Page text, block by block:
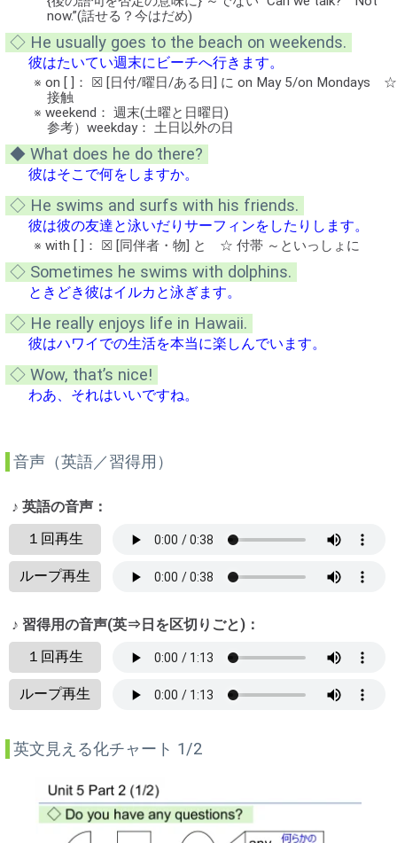
now.”(話せる？今はだめ)
◇ He usually goes to the beach on weekends.
彼はたいてい週末にビーチへ行きます。
※ on [ ]： ☒ [日付/曜日/ある日] に on May 5/on Mondays ☆
接触
※ weekend： 週末(土曜と日曜日)
参考）weekday： 土日以外の日
◆ What does he do there?
彼はそこで何をしますか。
◇ He swims and surfs with his friends.
彼は彼の友達と泳いだりサーフィンをしたりします。
※ with [ ]： ☒ [同伴者・物] と ☆ 付帯 ～といっしょに
◇ Sometimes he swims with dolphins.
ときどき彼はイルカと泳ぎます。
◇ He really enjoys life in Hawaii.
彼はハワイでの生活を本当に楽しんでいます。
◇ Wow, that’s nice!
わあ、それはいいですね。
音声（英語／習得用）
♪ 英語の音声：
１回再生
ループ再生
♪ 習得用の音声(英⇒日を区切りごと)：
１回再生
ループ再生
英文見える化チャート 1/2